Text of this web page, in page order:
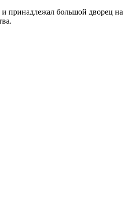
принадлежал большой дворец